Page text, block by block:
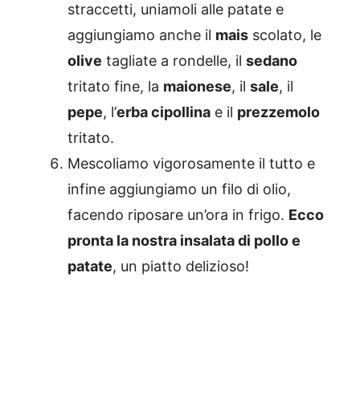
straccetti, uniamoli alle patate e
aggiungiamo anche il mais scolato, le
olive tagliate a rondelle, il sedano
tritato fine, la maionese, il sale, il
pepe, l’erba cipollina e il prezzemolo
tritato.
Mescoliamo vigorosamente il tutto e
infine aggiungiamo un filo di olio,
facendo riposare un’ora in frigo. Ecco
pronta la nostra insalata di pollo e
patate, un piatto delizioso!